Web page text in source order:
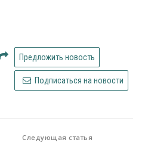
Предложить новость
Подписаться на новости
Следующая статья